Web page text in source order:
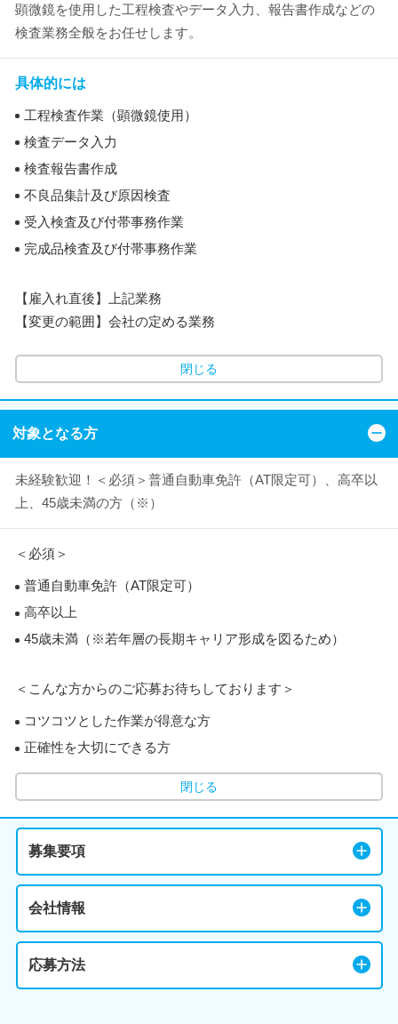
顕微鏡を使用した工程検査やデータ入力、報告書作成などの
検査業務全般をお任せします。
具体的には
工程検査作業（顕微鏡使用）
検査データ入力
検査報告書作成
不良品集計及び原因検査
受入検査及び付帯事務作業
完成品検査及び付帯事務作業
【雇入れ直後】上記業務
【変更の範囲】会社の定める業務
閉じる
対象となる方
未経験歓迎！＜必須＞普通自動車免許（AT限定可）、高卒以
上、45歳未満の方（※）
＜必須＞
普通自動車免許（AT限定可）
高卒以上
45歳未満（※若年層の長期キャリア形成を図るため）
＜こんな方からのご応募お待ちしております＞
コツコツとした作業が得意な方
正確性を大切にできる方
閉じる
募集要項
会社情報
応募方法